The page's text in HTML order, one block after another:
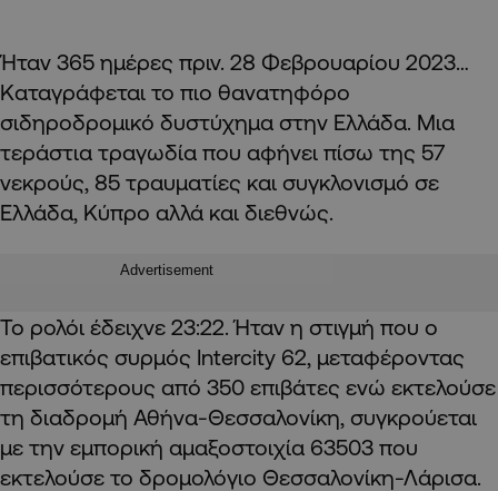
Ήταν 365 ημέρες πριν. 28 Φεβρουαρίου 2023…
Καταγράφεται το πιο θανατηφόρο
σιδηροδρομικό δυστύχημα στην Ελλάδα. Μια
τεράστια τραγωδία που αφήνει πίσω της 57
νεκρούς, 85 τραυματίες και συγκλονισμό σε
Ελλάδα, Κύπρο αλλά και διεθνώς.
Advertisement
Το ρολόι έδειχνε 23:22. Ήταν η στιγμή που ο
επιβατικός συρμός Intercity 62, μεταφέροντας
περισσότερους από 350 επιβάτες ενώ εκτελούσε
τη διαδρομή Αθήνα-Θεσσαλονίκη, συγκρούεται
με την εμπορική αμαξοστοιχία 63503 που
εκτελούσε το δρομολόγιο Θεσσαλονίκη-Λάρισα.